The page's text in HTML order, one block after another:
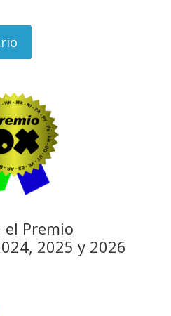
el Premio
2025 y 2026